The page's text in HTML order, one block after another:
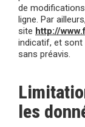
de
ligne. Par
site http://
indicatif, et sont
sans préavis.
les